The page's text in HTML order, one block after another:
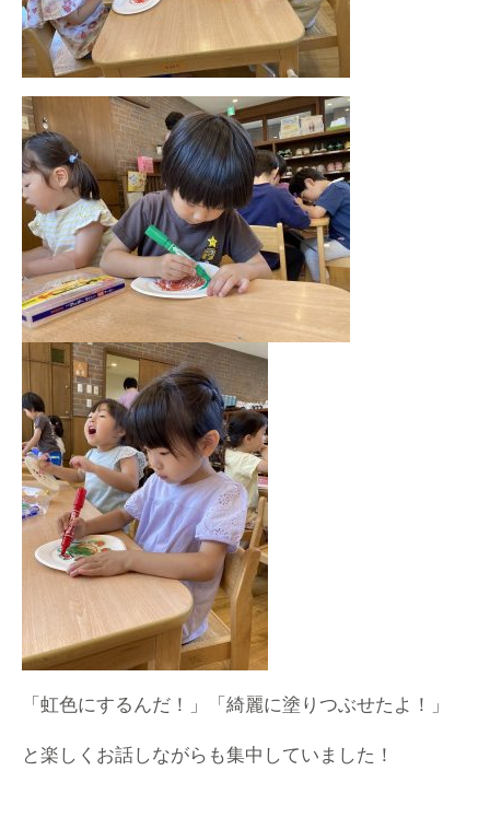
「虹色にするんだ！」「綺麗に塗りつぶせたよ！」
と楽しくお話しながらも集中していました！